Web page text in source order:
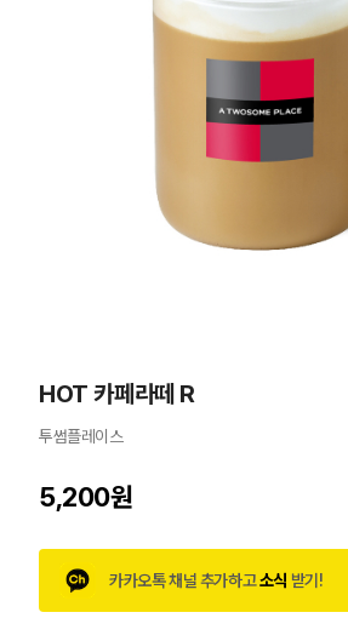
HOT 카페라떼 R
투썸플레이스
5,200원
카카오톡 채널 추가하고소식 받기!